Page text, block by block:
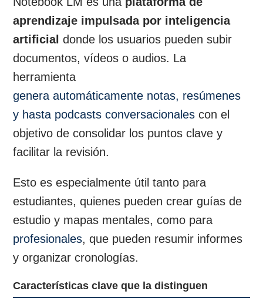
aprendizaje impulsada por inteligencia
artificial donde los usuarios pueden subir
documentos, vídeos o audios. La
herramienta
genera automáticamente notas, resúmenes
y hasta podcasts conversacionales con el
objetivo de consolidar los puntos clave y
facilitar la revisión.
Esto es especialmente útil tanto para
estudiantes, quienes pueden crear guías de
estudio y mapas mentales, como para
profesionales, que pueden resumir informes
y organizar cronologías.
Características clave que la distinguen